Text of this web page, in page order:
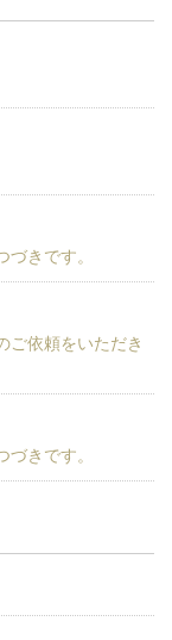
きです。
ご依頼をいただき
きです。